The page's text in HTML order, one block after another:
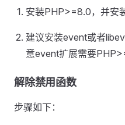
安装PHP>=8.0，并安
建议安装event或者
意event扩展需要
解除禁用函数
步骤如下：